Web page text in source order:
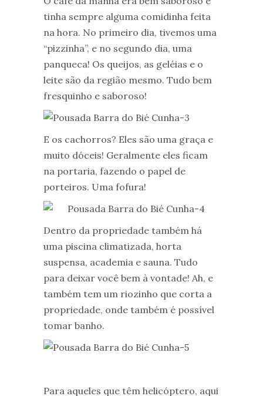
tinha sempre alguma comidinha feita
na hora. No primeiro dia, tivemos uma
“pizzinha”, e no segundo dia, uma
panqueca! Os queijos, as geléias e o
leite são da região mesmo. Tudo bem
fresquinho e saboroso!
E os cachorros? Eles são uma graça e
muito dóceis! Geralmente eles ficam
na portaria, fazendo o papel de
porteiros. Uma fofura!
Dentro da propriedade também há
uma piscina climatizada, horta
suspensa, academia e sauna. Tudo
para deixar você bem à vontade! Ah, e
também tem um riozinho que corta a
propriedade, onde também é possível
tomar banho.
Para aqueles que têm helicóptero, aqui